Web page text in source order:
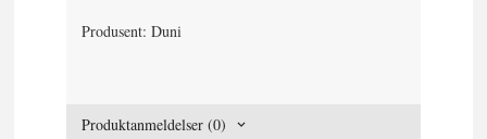
Produsent: Duni
Produktanmeldelser (0)